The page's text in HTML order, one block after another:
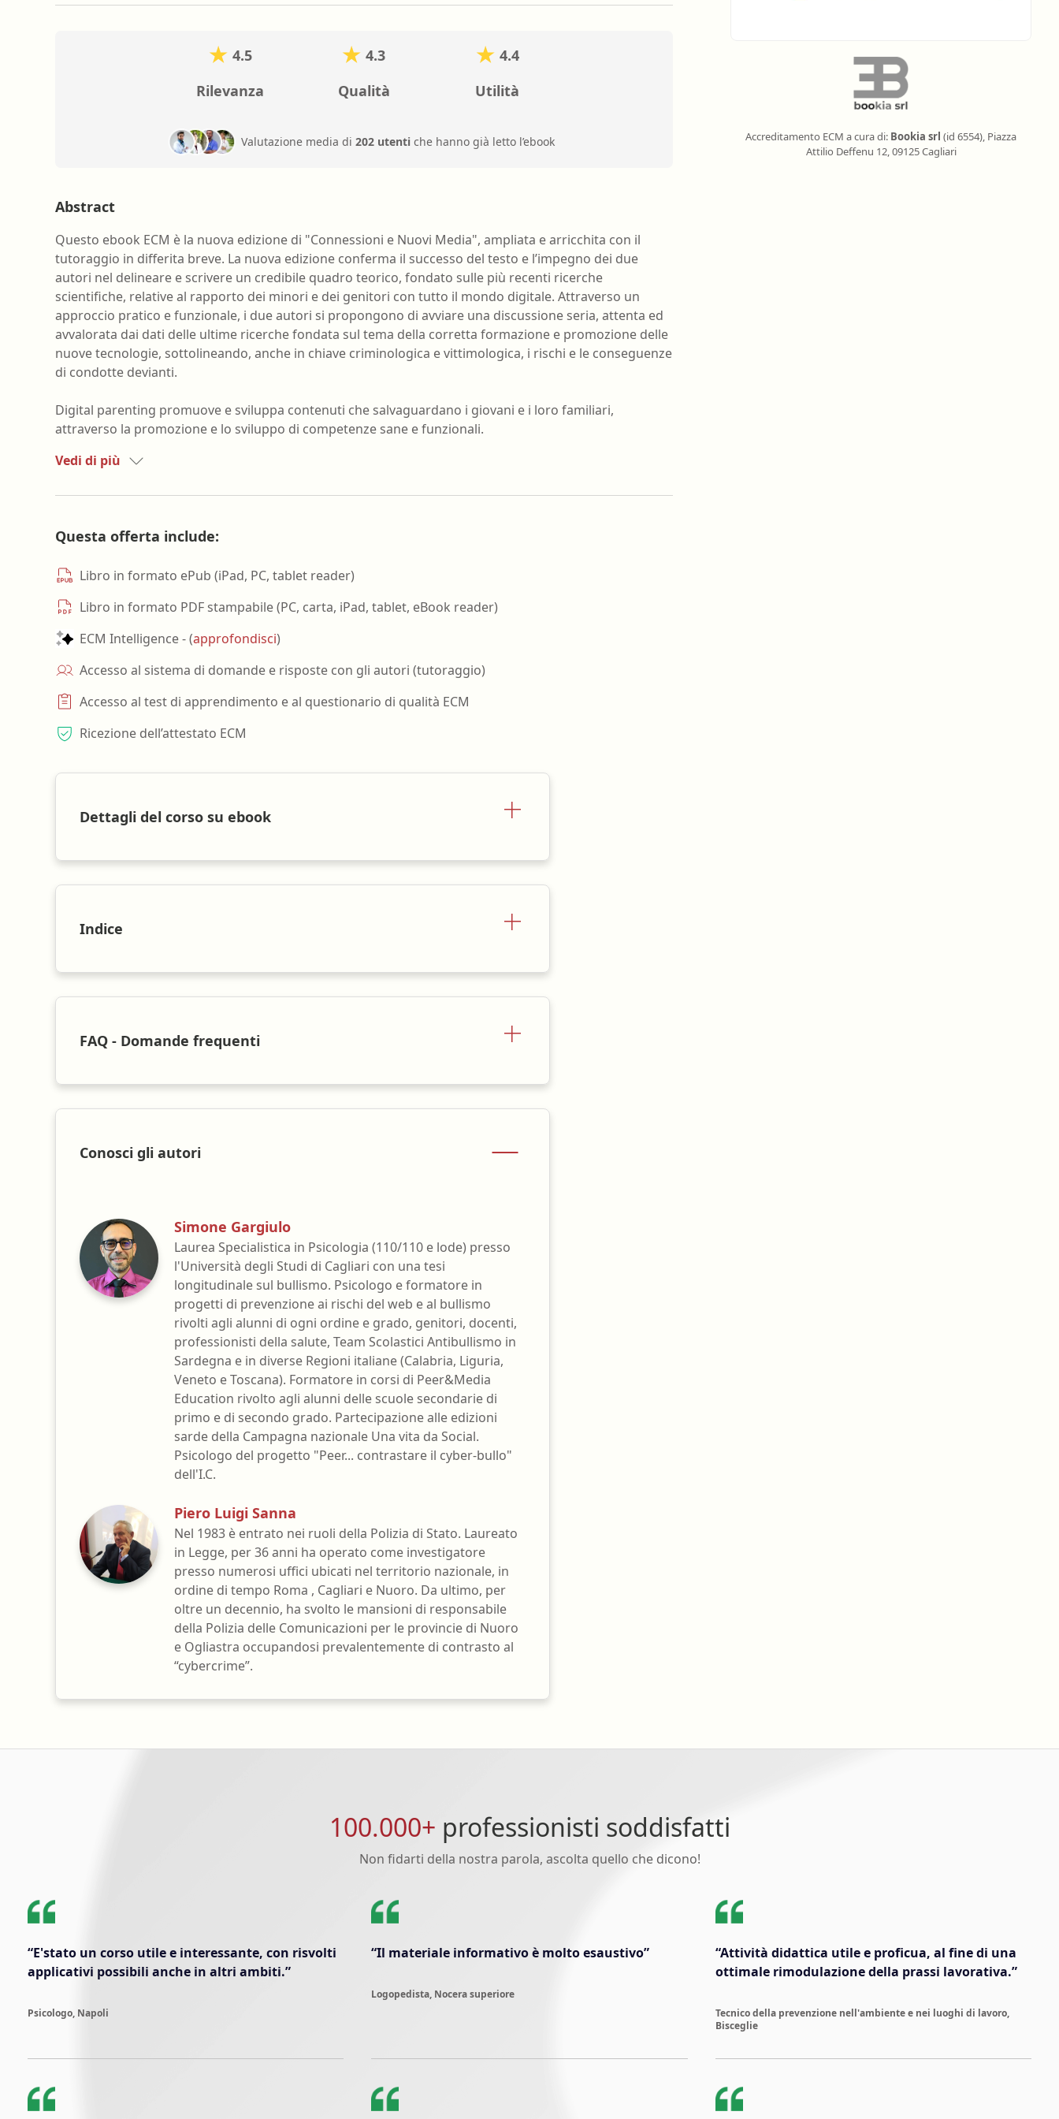
Accreditamento ECM a cura di: Bookia srl (id 6554), Piazza
Attilio Deffenu 12, 09125 Cagliari
4.5
Rilevanza
4.3
Qualità
4.4
Utilità
Valutazione media di 202 utentiche hanno già letto l’ebook
Abstract
Questo ebook ECM è la nuova edizione di "Connessioni e Nuovi Media", ampliata e arricchita con il
tutoraggio in differita breve. La nuova edizione conferma il successo del testo e l’impegno dei due
autori nel delineare e scrivere un credibile quadro teorico, fondato sulle più recenti ricerche
scientifiche, relative al rapporto dei minori e dei genitori con tutto il mondo digitale. Attraverso un
approccio pratico e funzionale, i due autori si propongono di avviare una discussione seria, attenta ed
avvalorata dai dati delle ultime ricerche fondata sul tema della corretta formazione e promozione delle
nuove tecnologie, sottolineando, anche in chiave criminologica e vittimologica, i rischi e le conseguenze
di condotte devianti.
Digital parenting promuove e sviluppa contenuti che salvaguardano i giovani e i loro familiari,
attraverso la promozione e lo sviluppo di competenze sane e funzionali.
Vedi di più
Questa offerta include:
Libro in formato ePub (iPad, PC, tablet reader)
Libro in formato PDF stampabile (PC, carta, iPad, tablet, eBook reader)
ECM Intelligence - (approfondisci)
Accesso al sistema di domande e risposte con gli autori (tutoraggio)
Accesso al test di apprendimento e al questionario di qualità ECM
Ricezione dell’attestato ECM
Dettagli del corso su ebook
Indice
FAQ - Domande frequenti
Conosci gli autori
Simone Gargiulo
Laurea Specialistica in Psicologia (110/110 e lode) presso
l'Università degli Studi di Cagliari con una tesi
longitudinale sul bullismo. Psicologo e formatore in
progetti di prevenzione ai rischi del web e al bullismo
rivolti agli alunni di ogni ordine e grado, genitori, docenti,
professionisti della salute, Team Scolastici Antibullismo in
Sardegna e in diverse Regioni italiane (Calabria, Liguria,
Veneto e Toscana). Formatore in corsi di Peer&Media
Education rivolto agli alunni delle scuole secondarie di
primo e di secondo grado. Partecipazione alle edizioni
sarde della Campagna nazionale Una vita da Social.
Psicologo del progetto "Peer... contrastare il cyber-bullo"
dell'I.C.
Piero Luigi Sanna
Nel 1983 è entrato nei ruoli della Polizia di Stato. Laureato
in Legge, per 36 anni ha operato come investigatore
presso numerosi uffici ubicati nel territorio nazionale, in
ordine di tempo Roma , Cagliari e Nuoro. Da ultimo, per
oltre un decennio, ha svolto le mansioni di responsabile
della Polizia delle Comunicazioni per le provincie di Nuoro
e Ogliastra occupandosi prevalentemente di contrasto al
“cybercrime”.
100.000+ professionisti soddisfatti
Non fidarti della nostra parola, ascolta quello che dicono!
“E'stato un corso utile e interessante, con risvolti
applicativi possibili anche in altri ambiti.”
Psicologo, Napoli
“Il materiale informativo è molto esaustivo”
Logopedista, Nocera superiore
“Attività didattica utile e proficua, al fine di una
ottimale rimodulazione della prassi lavorativa.”
Tecnico della prevenzione nell'ambiente e nei luoghi di lavoro,
Bisceglie